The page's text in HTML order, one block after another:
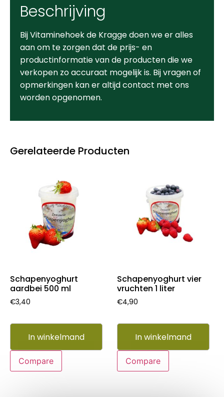
Gerelateerde Producten
Schapenyoghurt
aardbei 500 ml
€3,40
In winkelmand
Compare
Schapenyoghurt vier
vruchten 1 liter
€4,90
In winkelmand
Compare
Beschrijving
Bij Vitaminehoek de Kragge doen we er alles
aan om te zorgen dat de prijs- en
productinformatie van de producten die we
verkopen zo accuraat mogelijk is. Bij vragen of
opmerkingen kan er altijd contact met ons
worden opgenomen.